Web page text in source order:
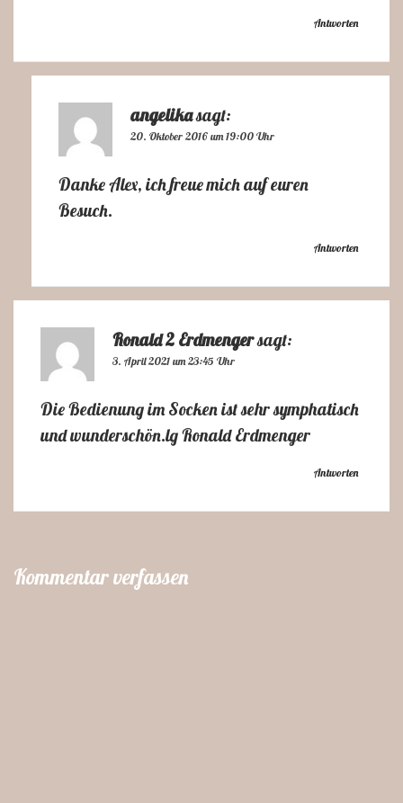
Antworten
angelikasagt:
20. Oktober 2016 um 19:00 Uhr
Danke Alex, ich freue mich auf euren
Besuch.
Antworten
Ronald 2 Erdmengersagt:
3. April 2021 um 23:45 Uhr
Die Bedienung im Socken ist sehr symphatisch
und wunderschön.lg Ronald Erdmenger
Antworten
Kommentar verfassen